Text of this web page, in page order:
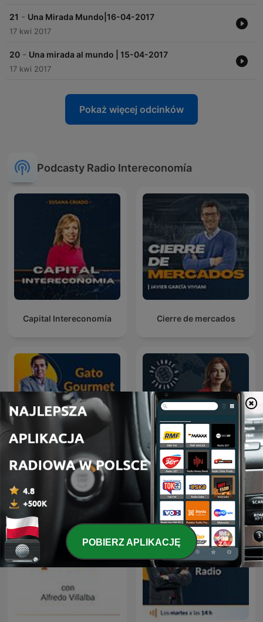
21 - Una Mirada Mundo|16-04-2017
17 kwi 2017
20 - Una mirada al mundo | 15-04-2017
17 kwi 2017
Pokaż więcej odcinków
Podcasty Radio Intereconomía
Capital Intereconomía Cierre de mercados
Gato Gourmet Visión Global
POBIERZ APLIKACJĘ